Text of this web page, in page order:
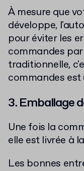
À mesure que
développe,
pour éviter les
commandes
traditionnelle,
commandes
3. Emballage
Une fois la
elle est livrée à
Les bonnes